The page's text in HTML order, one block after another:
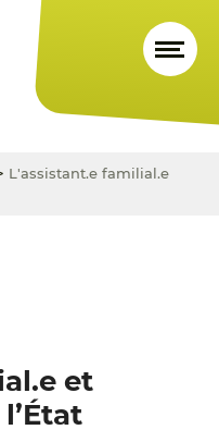
L'assistant.e familial.e
et